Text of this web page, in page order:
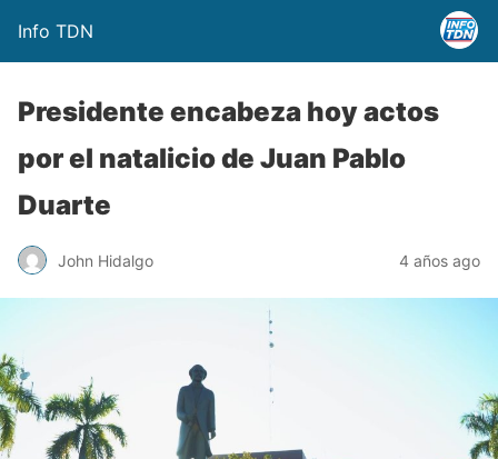
Info TDN
Presidente encabeza hoy actos
por el natalicio de Juan Pablo
Duarte
John Hidalgo 4 años ago